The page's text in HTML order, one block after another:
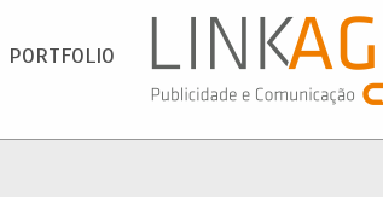
PORTFOLIO